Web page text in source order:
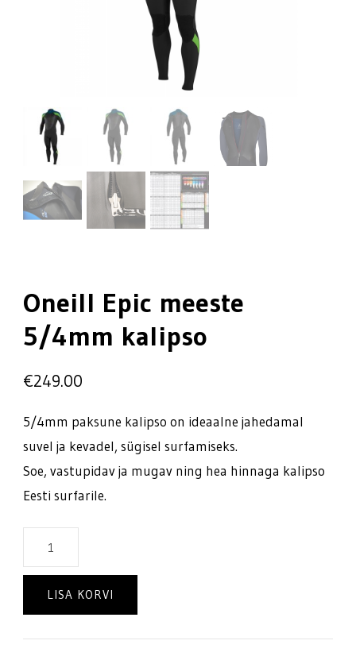
Oneill Epic meeste
5/4mm kalipso
€249.00
5/4mm paksune kalipso on ideaalne jahedamal
suvel ja kevadel, sügisel surfamiseks.
Soe, vastupidav ja mugav ning hea hinnaga kalipso
Eesti surfarile.
Oneill
Epic
meeste
5/4mm
kalipso
LISA KORVI